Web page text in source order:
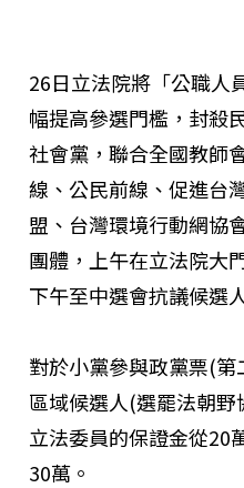
26日立法院將「公職人
幅提高參選門檻，封殺
社會黨，聯合全國教師
線、公民前線、促進台
盟、台灣環境行動網協
團體，上午在立法院大
下午至中選會抗議候選
對於小黨參與政黨票(
區域候選人(選罷法朝
立法委員的保證金從20
30萬。